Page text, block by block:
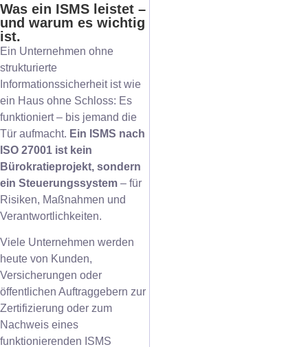
Was ein ISMS leistet –
und warum es wichtig
ist.
Ein Unternehmen ohne
strukturierte
Informationssicherheit ist wie
ein Haus ohne Schloss: Es
funktioniert – bis jemand die
Tür aufmacht. Ein ISMS nach
ISO 27001 ist kein
Bürokratieprojekt, sondern
ein Steuerungssystem – für
Risiken, Maßnahmen und
Verantwortlichkeiten.
Viele Unternehmen werden
heute von Kunden,
Versicherungen oder
öffentlichen Auftraggebern zur
Zertifizierung oder zum
Nachweis eines
funktionierenden ISMS